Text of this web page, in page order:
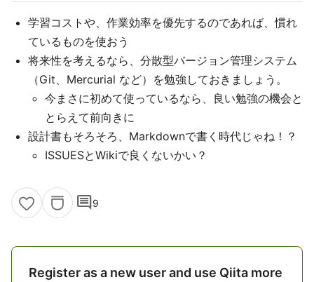
学習コストや、作業効率を優先するのであれば、慣れ
ているものを使おう
将来性を考えるなら、分散型バージョン管理システム
（Git、Mercurial など）を勉強しておきましょう。
今まさに初めて使っているなら、良い勉強の機会と
とらえて前向きに
設計書もそろそろ、Markdownで書く時代じゃね！？
ISSUESとWikiで良くないかい？
comment9
Register as a new user and use Qiita more